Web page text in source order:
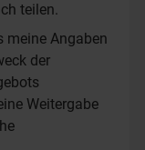
teilen.
meine Angaben
der
Weitergabe